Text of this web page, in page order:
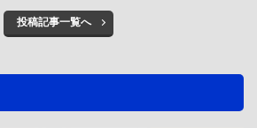
投稿記事一覧へ